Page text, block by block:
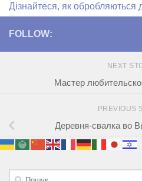
Дізнайтеся, як обробляються
FOLLOW:
NEXT
Мастер
PREVIOUS
Деревня-свалка во
Пошук: